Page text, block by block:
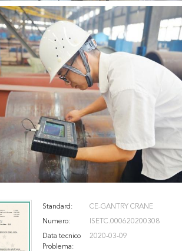
Standard: CE-GANTRY CRANE
Numero: ISETC.000620200308
Data tecnico
Problema:
2020-03-09